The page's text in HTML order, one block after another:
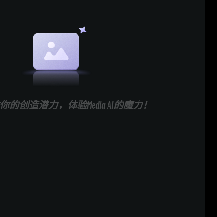
的创造潜力，体验Media AI的魔力！